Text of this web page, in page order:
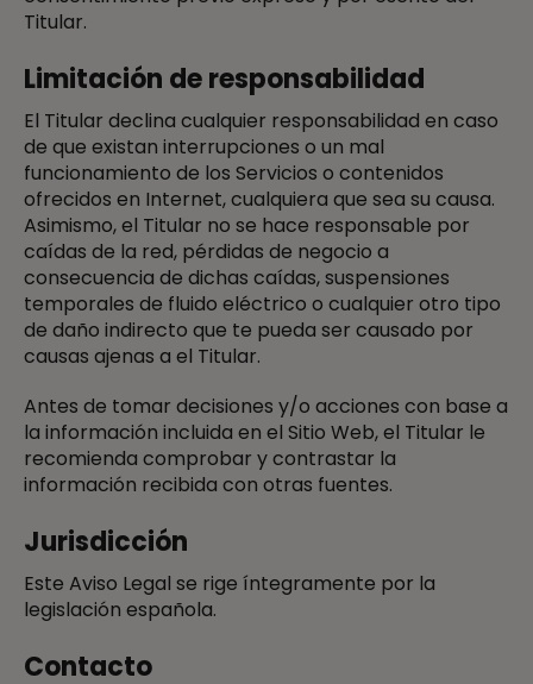
Titular.
Limitación de responsabilidad
El Titular declina cualquier responsabilidad en caso
de que existan interrupciones o un mal
funcionamiento de los Servicios o contenidos
ofrecidos en Internet, cualquiera que sea su causa.
Asimismo, el Titular no se hace responsable por
caídas de la red, pérdidas de negocio a
consecuencia de dichas caídas, suspensiones
temporales de fluido eléctrico o cualquier otro tipo
de daño indirecto que te pueda ser causado por
causas ajenas a el Titular.
Antes de tomar decisiones y/o acciones con base a
la información incluida en el Sitio Web, el Titular le
recomienda comprobar y contrastar la
información recibida con otras fuentes.
Jurisdicción
Este Aviso Legal se rige íntegramente por la
legislación española.
Contacto